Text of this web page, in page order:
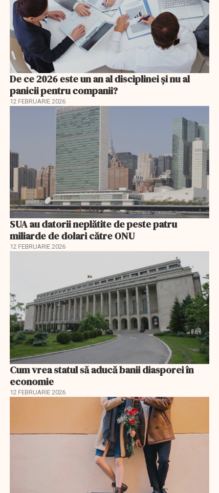
De ce 2026 este un an al disciplinei și nu al
panicii pentru companii?
12 FEBRUARIE 2026
SUA au datorii neplătite de peste patru
miliarde de dolari către ONU
12 FEBRUARIE 2026
Cum vrea statul să aducă banii diasporei în
economie
12 FEBRUARIE 2026